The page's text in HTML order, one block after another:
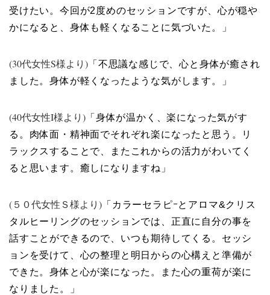
受けたい。今回が2度めのセッションですが、心が穏や
かになると、身体も軽くなることに気づいた。」
(30代女性S様より) 「不思議な感じで、心と身体が癒され
ました。身体が軽くなったような気がします。」
(40代女性I様より) 「身体が温かく、楽になった気がす
る。肉体面・精神面でそれぞれ楽になったと思う。リ
ラックスすることで、またこれからの活力がわいてく
ると思います。癒しになりますね」
(５０代女性Ｓ様より) 「カラーセラピｰとアロマ&クリス
タルヒーリングのセッションでは、正直に自分の事を
話すことができるので、いつも期待してくる。セッシ
ョンを受けて、心の整理と明日からの心構えと準備が
できた。身体と心が楽になった。また心の重荷が楽に
なりました。」